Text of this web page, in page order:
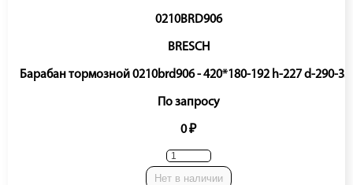
0210BRD906
BRESCH
Барабан тормозной 0210brd906 - 420*180-192 h-227 d-290-
По запросу
0 ₽
Нет в наличии